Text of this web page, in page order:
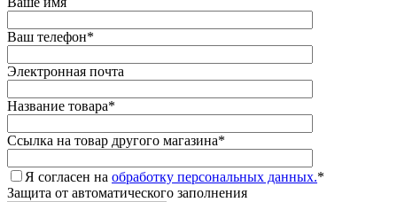
Ваш телефон*
Электронная почта
Название товара*
Ссылка на товар другого магазина*
Я согласен на обработку персональных данных.*
Защита от автоматического заполнения